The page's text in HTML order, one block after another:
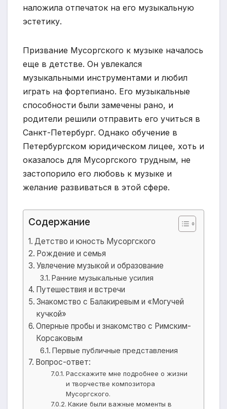
наложила отпечаток на его музыкальную
эстетику.
Призвание Мусоргского к музыке началось
еще в детстве. Он увлекался
музыкальными инструментами и любил
играть на фортепиано. Его музыкальные
способности были замечены рано, и
родители решили отправить его учиться в
Санкт-Петербург. Однако обучение в
Петербургском юридическом лицее, хоть и
оказалось для Мусоргского трудным, не
застопорило его любовь к музыке и
желание развиваться в этой сфере.
Содержание
Детство и юность Мусоргского
Рождение и семья
Увлечение музыкой и образование
Ранние музыкальные усилия
Путешествия и встречи
Знакомство с Балакиревым и «Могучей
кучкой»
Оперные пробы и знакомство с Римским-
Корсаковым
Первые публичные представления
Вопрос-ответ:
Расскажите мне подробнее о жизни
и творчестве композитора
Мусоргского.
Какие были важные моменты в